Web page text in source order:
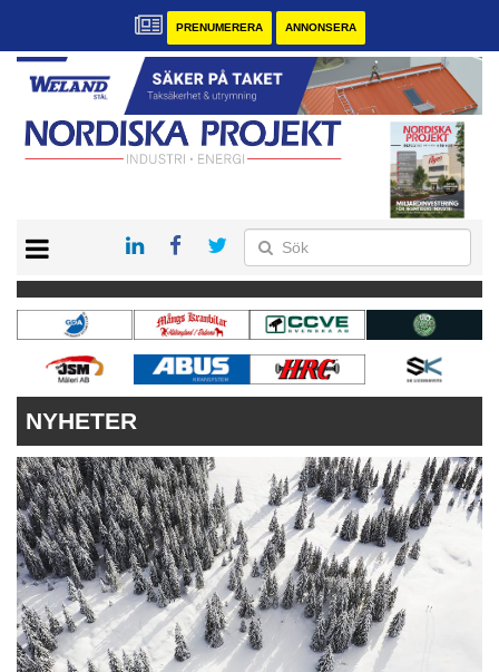
PRENUMERERA ANNONSERA
KONTAKT
VÅRA ANDRA MAGASIN
PRENUMERERA
ANNONSERA
NYHETER